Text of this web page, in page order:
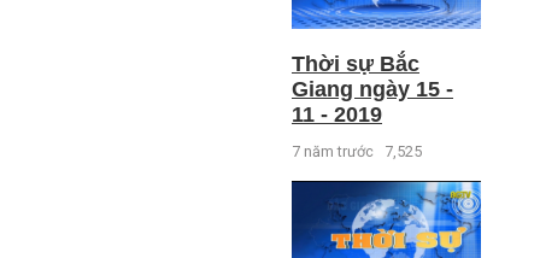
Thời sự Bắc
Giang ngày 15 -
11 - 2019
7 năm trước 7,525